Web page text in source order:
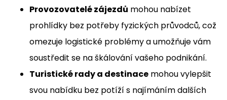
Provozovatelé zájezdů mohou nabízet
prohlídky bez potřeby fyzických průvodců, což
omezuje logistické problémy a umožňuje vám
soustředit se na škálování vašeho podnikání.
Turistické rady a destinace mohou vylepšit
svou nabídku bez potíží s najímáním dalších